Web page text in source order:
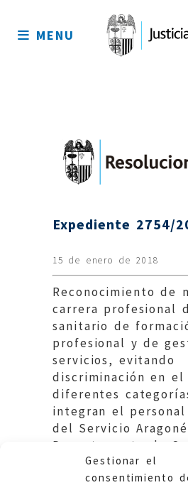
Gestionar el
consentimiento
sitio
MENU
Expediente 2754/
15 de enero de 2018
Reconocimiento de
carrera profesional
sanitario de
profesional y de
servicios, evitando
discriminación en
diferentes
integran el
del Servicio
Departamento de
Gobierno de Aragón.